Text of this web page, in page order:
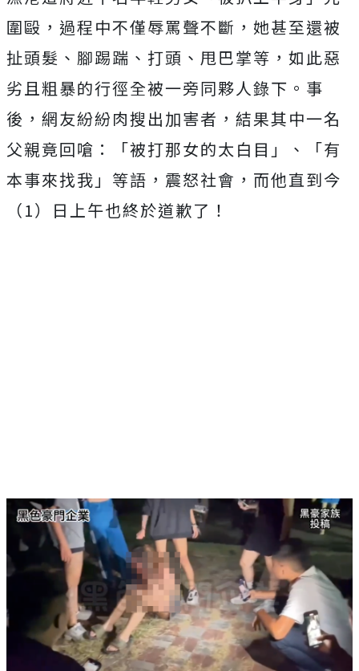
圍毆，過程中不僅辱罵聲不斷，她甚至還被
扯頭髮、腳踢踹、打頭、甩巴掌等，如此惡
劣且粗暴的行徑全被一旁同夥人錄下。事
後，網友紛紛肉搜出加害者，結果其中一名
父親竟回嗆：「被打那女的太白目」、「有
本事來找我」等語，震怒社會，而他直到今
（1）日上午也終於道歉了！